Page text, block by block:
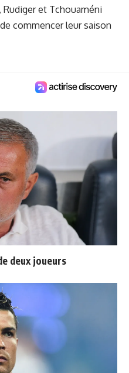
et Tchouaméni
commencer leur saison
deux joueurs